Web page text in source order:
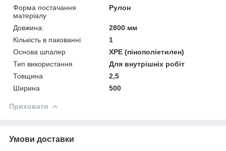
Форма постачання
матеріалу
Рулон
Довжина:
2800 мм
Кількість в пакованні
1
Основа шпалер
XPE (пінополіетилен)
Тип використання
Для внутрішніх робіт
Товщина
2,5
Ширина
500
Приховати
Умови доставки